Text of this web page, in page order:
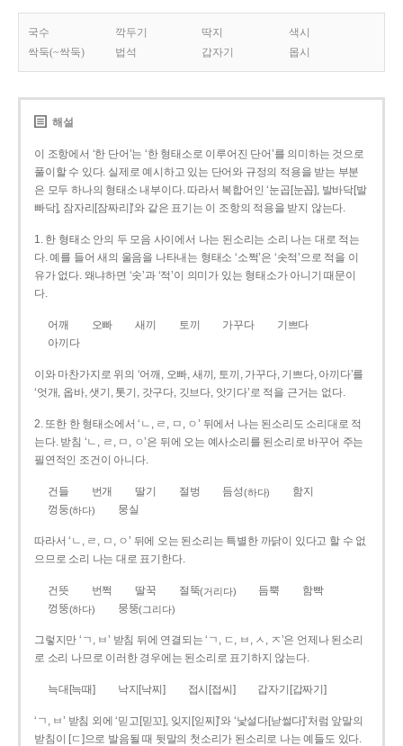
국수 깍두기 딱지
색시
싹둑(~싹둑)
법석 갑자기 몹시
해설
이 조항에서 ‘한 단어’는 ‘한 형태소로 이루어진 단어’를 의미하는 것으로
풀이할 수 있다. 실제로 예시하고 있는 단어와 규정의 적용을 받는 부분
은 모두 하나의 형태소 내부이다. 따라서 복합어인 ‘눈곱[눈꼽], 발바닥[발
빠닥], 잠자리[잠짜리]’와 같은 표기는 이 조항의 적용을 받지 않는다.
1. 한 형태소 안의 두 모음 사이에서 나는 된소리는 소리 나는 대로 적는
다. 예를 들어 새의 울음을 나타내는 형태소 ‘소쩍’은 ‘솟적’으로 적을 이
유가 없다. 왜냐하면 ‘솟’과 ‘적’이 의미가 있는 형태소가 아니기 때문이
다.
어깨 오빠 새끼 토끼 가꾸다
기쁘다
아끼다
이와 마찬가지로 위의 ‘어깨, 오빠, 새끼, 토끼, 가꾸다, 기쁘다, 아끼다’를
‘엇개, 옵바, 샛기, 톳기, 갓구다, 깃브다, 앗기다’로 적을 근거는 없다.
2. 또한 한 형태소에서 ‘ㄴ, ㄹ, ㅁ, ㅇ’ 뒤에서 나는 된소리도 소리대로 적
는다. 받침 ‘ㄴ, ㄹ, ㅁ, ㅇ’은 뒤에 오는 예사소리를 된소리로 바꾸어 주는
필연적인 조건이 아니다.
건들 번개 딸기 절벙 듬성(하다)
함지
껑둥(하다) 뭉실
따라서 ‘ㄴ, ㄹ, ㅁ, ㅇ’ 뒤에 오는 된소리는 특별한 까닭이 있다고 할 수 없
으므로 소리 나는 대로 표기한다.
건뜻 번쩍 딸꾹 절뚝(거리다) 듬뿍
함빡
껑뚱(하다) 뭉뚱(그리다)
그렇지만 ‘ㄱ, ㅂ’ 받침 뒤에 연결되는 ‘ㄱ, ㄷ, ㅂ, ㅅ, ㅈ’은 언제나 된소리
로 소리 나므로 이러한 경우에는 된소리로 표기하지 않는다.
늑대[늑때] 낙지[낙찌] 접시[접씨] 갑자기[갑짜기]
‘ㄱ, ㅂ’ 받침 외에 ‘믿고[믿꼬], 잊지[읻찌]’와 ‘낯설다[낟썰다]’처럼 앞말의
받침이 [ㄷ]으로 발음될 때 뒷말의 첫소리가 된소리로 나는 예들도 있다.